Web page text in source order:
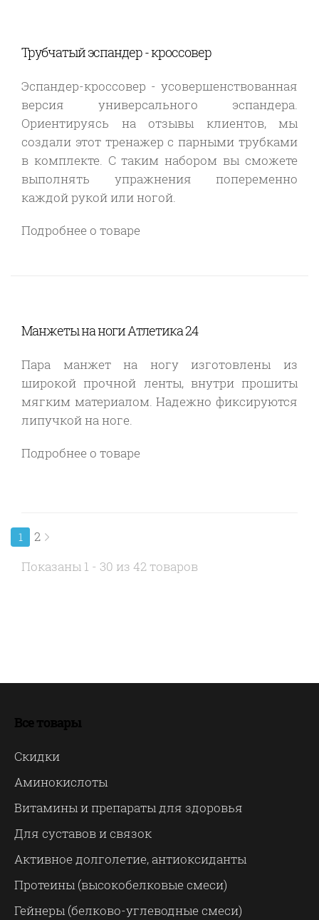
Трубчатый эспандер - кроссовер
Эспандер-кроссовер - усовершенствованная
версия универсального эспандера.
Ориентируясь на отзывы клиентов, мы
создали этот тренажер с парными трубками
в комплекте. С таким набором вы сможете
выполнять упражнения попеременно
каждой рукой или ногой.
Подробнее о товаре
Манжеты на ноги Атлетика 24
Пара манжет на ногу изготовлены из
широкой прочной ленты, внутри прошиты
мягким материалом. Надежно фиксируются
липучкой на ноге.
Подробнее о товаре
1
2
Показаны 1 - 30 из 42 товаров
Все товары
Скидки
Аминокислоты
Витамины и препараты для здоровья
Для суставов и связок
Активное долголетие, антиоксиданты
Протеины (высокобелковые смеси)
Гейнеры (белково-углеводные смеси)